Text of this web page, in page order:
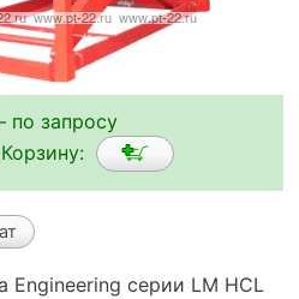
по запросу
серии LM HCL